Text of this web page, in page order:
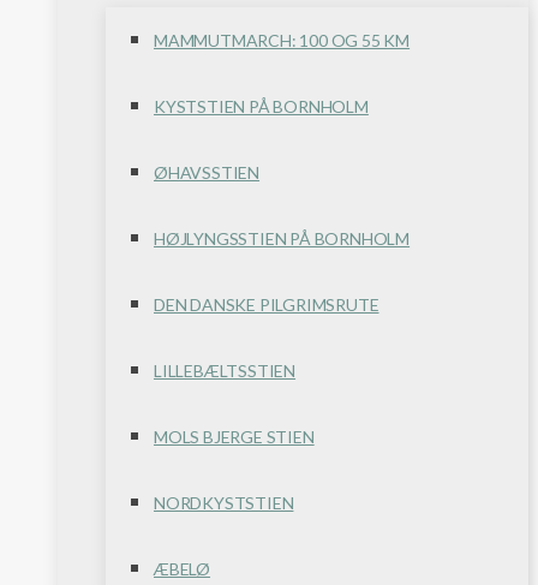
MAMMUTMARCH: 100 OG 55 KM
KYSTSTIEN PÅ BORNHOLM
ØHAVSSTIEN
HØJLYNGSSTIEN PÅ BORNHOLM
DEN DANSKE PILGRIMSRUTE
LILLEBÆLTSSTIEN
MOLS BJERGE STIEN
NORDKYSTSTIEN
ÆBELØ